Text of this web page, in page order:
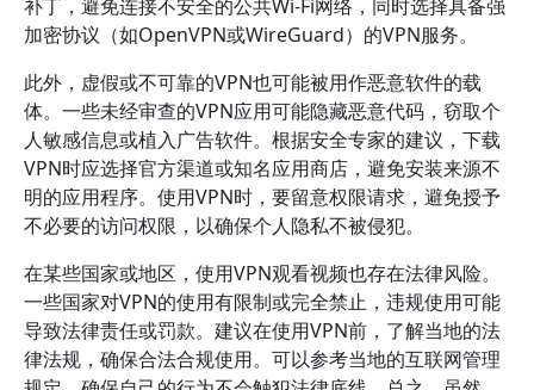
补丁，避免连接不安全的公共Wi-Fi网络，同时选择具备强
加密协议（如OpenVPN或WireGuard）的VPN服务。
此外，虚假或不可靠的VPN也可能被用作恶意软件的载
体。一些未经审查的VPN应用可能隐藏恶意代码，窃取个
人敏感信息或植入广告软件。根据安全专家的建议，下载
VPN时应选择官方渠道或知名应用商店，避免安装来源不
明的应用程序。使用VPN时，要留意权限请求，避免授予
不必要的访问权限，以确保个人隐私不被侵犯。
在某些国家或地区，使用VPN观看视频也存在法律风险。
一些国家对VPN的使用有限制或完全禁止，违规使用可能
导致法律责任或罚款。建议在使用VPN前，了解当地的法
律法规，确保合法合规使用。可以参考当地的互联网管理